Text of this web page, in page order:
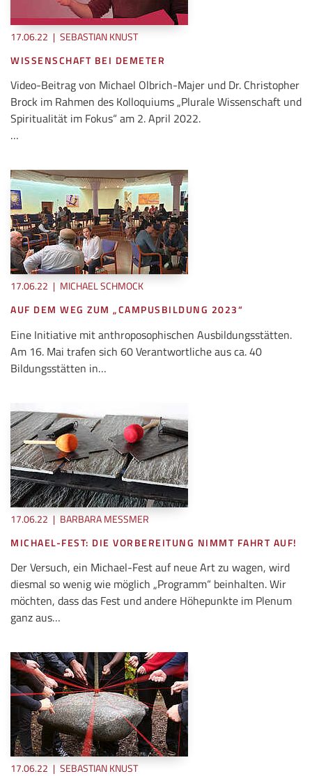
17.06.22 | SEBASTIAN KNUST
WISSENSCHAFT BEI DEMETER
Video-Beitrag von Michael Olbrich-Majer und Dr. Christopher
Brock im Rahmen des Kolloquiums „Plurale Wissenschaft und
Spiritualität im Fokus“ am 2. April 2022.
…
17.06.22 | MICHAEL SCHMOCK
AUF DEM WEG ZUM „CAMPUSBILDUNG 2023“
Eine Initiative mit anthroposophischen Ausbildungsstätten.
Am 16. Mai trafen sich 60 Verantwortliche aus ca. 40
Bildungsstätten in…
17.06.22 | BARBARA MESSMER
MICHAEL-FEST: DIE VORBEREITUNG NIMMT FAHRT AUF!
Der Versuch, ein Michael-Fest auf neue Art zu wagen, wird
diesmal so wenig wie möglich „Programm“ beinhalten. Wir
möchten, dass das Fest und andere Höhepunkte im Plenum
ganz aus…
17.06.22 | SEBASTIAN KNUST